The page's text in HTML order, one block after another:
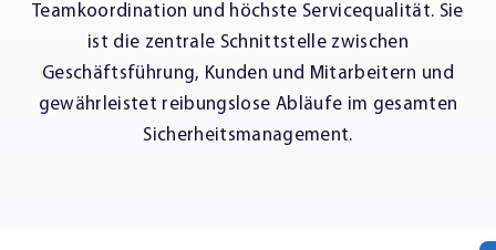
Teamkoordination und höchste Servicequalität. Sie
ist die zentrale Schnittstelle zwischen
Geschäftsführung, Kunden und Mitarbeitern und
gewährleistet reibungslose Abläufe im gesamten
Sicherheitsmanagement.